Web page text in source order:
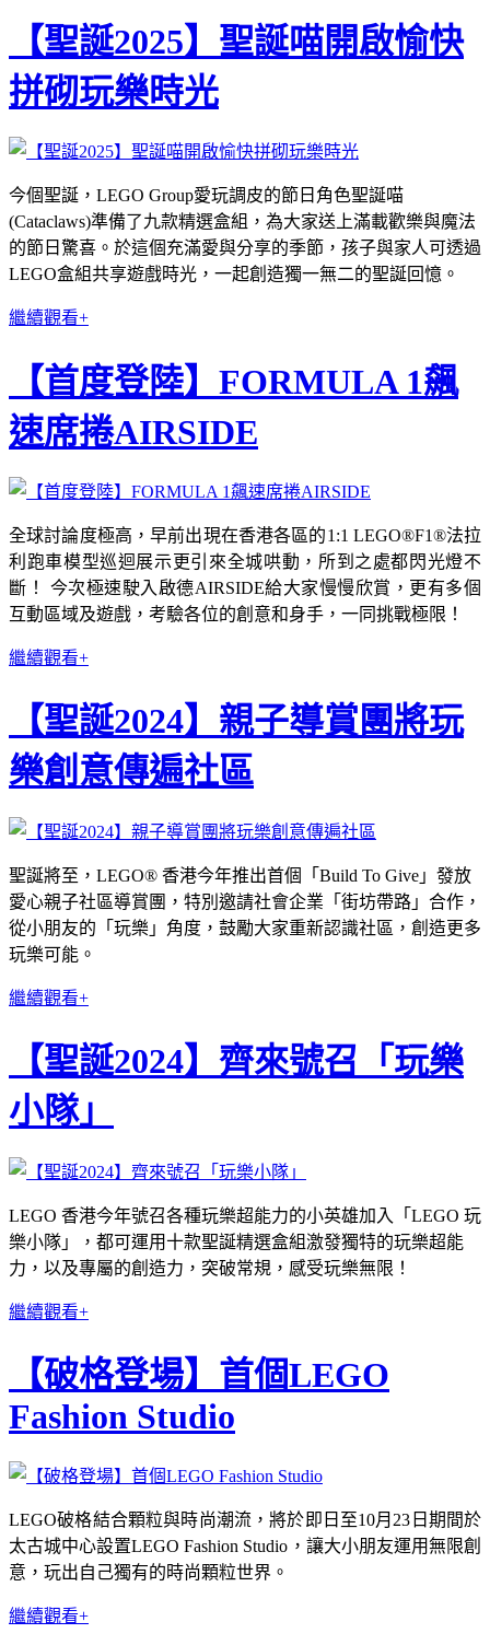
【聖誕2025】聖誕喵開啟愉快
拼砌玩樂時光
今個聖誕，LEGO Group愛玩調皮的節日角色聖誕喵
(Cataclaws)準備了九款精選盒組，為大家送上滿載歡樂與魔法
的節日驚喜。於這個充滿愛與分享的季節，孩子與家人可透過
LEGO盒組共享遊戲時光，一起創造獨一無二的聖誕回憶。
繼續觀看+
【首度登陸】FORMULA 1飆
速席捲AIRSIDE
全球討論度極高，早前出現在香港各區的1:1 LEGO®F1®法拉
利跑車模型巡迴展示更引來全城哄動，所到之處都閃光燈不
斷！ 今次極速駛入啟德AIRSIDE給大家慢慢欣賞，更有多個
互動區域及遊戲，考驗各位的創意和身手，一同挑戰極限！
繼續觀看+
【聖誕2024】親子導賞團將玩
樂創意傳遍社區
聖誕將至，LEGO® 香港今年推出首個「Build To Give」發放
愛心親子社區導賞團，特別邀請社會企業「街坊帶路」合作，
從小朋友的「玩樂」角度，鼓勵大家重新認識社區，創造更多
玩樂可能。
繼續觀看+
【聖誕2024】齊來號召「玩樂
小隊」
LEGO 香港今年號召各種玩樂超能力的小英雄加入「LEGO 玩
樂小隊」，都可運用十款聖誕精選盒組激發獨特的玩樂超能
力，以及專屬的創造力，突破常規，感受玩樂無限！
繼續觀看+
【破格登場】首個LEGO
Fashion Studio
LEGO破格結合顆粒與時尚潮流，將於即日至10月23日期間於
太古城中心設置LEGO Fashion Studio，讓大小朋友運用無限創
意，玩出自己獨有的時尚顆粒世界。
繼續觀看+